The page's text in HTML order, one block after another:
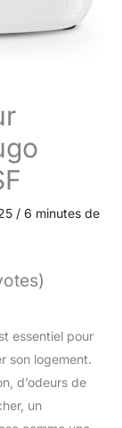
/ 6 minutes de
essentiel pour
son logement.
d’odeurs de
un